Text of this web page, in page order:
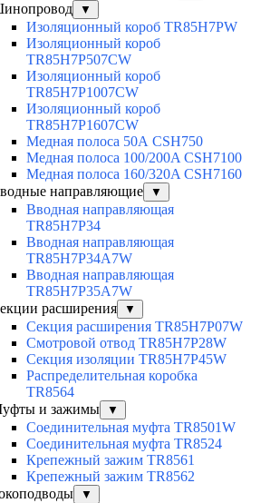
▼
Изоляционный короб TR85H7PW
Изоляционный короб
TR85H7P507CW
Изоляционный короб
TR85H7P1007CW
Изоляционный короб
TR85H7P1607CW
Медная полоса 50А CSH750
Медная полоса 100/200A CSH7100
Медная полоса 160/320A CSH7160
направляющие
▼
Вводная направляющая
TR85H7P34
Вводная направляющая
TR85H7P34A7W
Вводная направляющая
TR85H7P35A7W
расширения
▼
Секция расширения TR85H7P07W
Смотровой отвод TR85H7P28W
Секция изоляции TR85H7P45W
Распределительная коробка
TR8564
и зажимы
▼
Соединительная муфта TR8501W
Соединительная муфта TR8524
Крепежный зажим TR8561
Крепежный зажим TR8562
▼